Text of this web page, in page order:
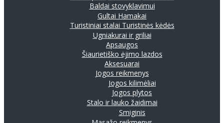
Baldai stovyklavimui
Gultai Hamakai
Turistiniai stalai Turistinės kėdės
Ugniakurai ir griliai
Apsaugos
Šiaurietiško ėjimo lazdos
Aksesuarai
Jogos reikmenys
Jogos kilimėliai
Jogos plytos
Stalo ir lauko žaidimai
Smiginis